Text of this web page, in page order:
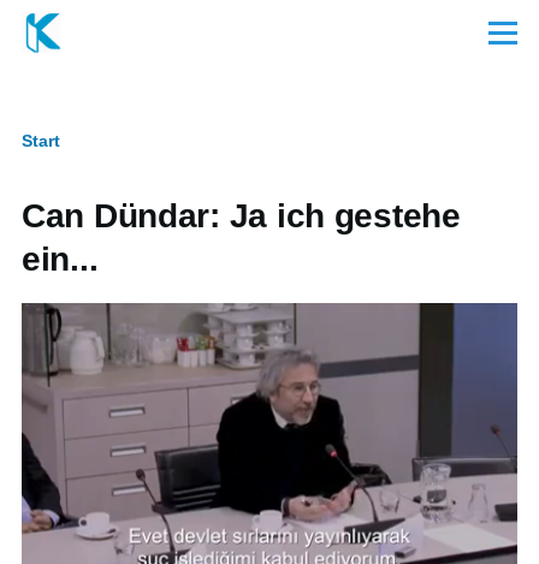
Direkt zum Inhalt
Menü
Start
Can Dündar: Ja ich gestehe
ein...